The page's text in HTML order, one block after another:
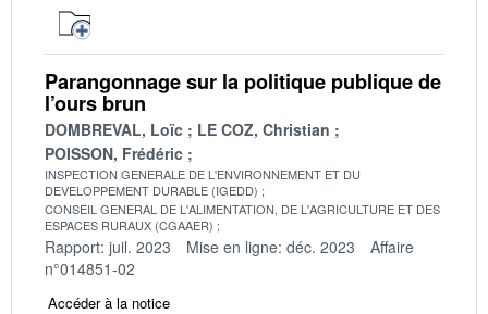
Parangonnage sur la politique publique de
l’ours brun
DOMBREVAL, Loïc
LE COZ, Christian
POISSON, Frédéric
INSPECTION GENERALE DE L'ENVIRONNEMENT ET DU
DEVELOPPEMENT DURABLE (IGEDD)
CONSEIL GENERAL DE L'ALIMENTATION, DE L'AGRICULTURE ET DES
ESPACES RURAUX (CGAAER)
Rapport: juil. 2023 Mise en ligne: déc. 2023
Affaire
n°014851-02
Accéder à la notice